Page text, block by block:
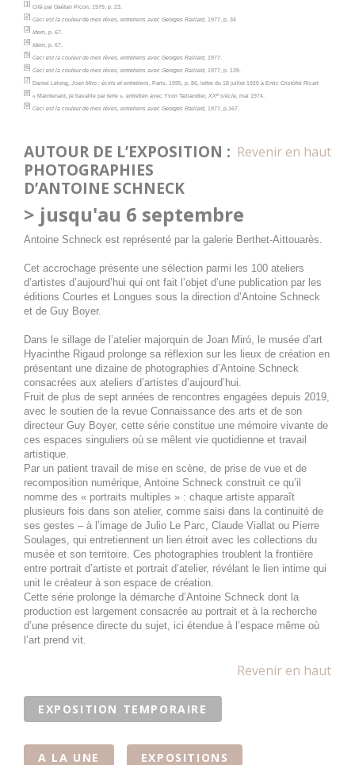
27 septembre 2026
Toute la
journée
des rêves
28 septembre 2026
journée
des rêves
29 septembre 2026
Toute la
journée
Joan Miró. Majorque, l'atelier
des rêves
30 septembre 2026
mercredi
Toute la
journée
Joan Miró. Majorque, l'atelier
1 octobre 2026
jeudi
Toute la
journée
Joan Miró. Majorque, l'atelier
des rêves
2 octobre 2026
vendredi
Toute la
journée
Joan Miró. Majorque, l'atelier
des rêves
3 octobre 2026
samedi
Toute la
journée
Joan Miró. Majorque, l'atelier
des rêves
4 octobre 2026
dimanche
Toute la
Joan Miró. Majorque, l'atelier
Toute la
Joan Miró. Majorque, l'atelier
[1] Cité par Gaëtan Picon, 1979, p. 23.
[2] Ceci est la couleur de mes rêves, entretiens avec Georges Raillard, 1977, p. 34
[3] Idem, p. 67.
[4] Idem, p. 67.
[5] Ceci est la couleur de mes rêves, entretiens avec Georges Raillard, 1977.
[6] Ceci est la couleur de mes rêves, entretiens avec Georges Raillard, 1977, p. 139.
[7] Daniel Lelong, Joan Miro : écrits et entretiens, Paris, 1995, p. 86, lettre du 18 juillet 1920 à Enric Cristòfol Ricart
[8] « Maintenant, je travaille par terre », entretien avec Yvon Taillandier, XXe siècle, mai 1974.
[9] Ceci est la couleur de mes rêves, entretiens avec Georges Raillard, 1977, p.167.
Revenir en haut
AUTOUR DE L’EXPOSITION :
PHOTOGRAPHIES
D’ANTOINE SCHNECK
> jusqu'au 6 septembre
Antoine Schneck est représenté par la galerie Berthet-Aittouarès.
Cet accrochage présente une sélection parmi les 100 ateliers
d’artistes d’aujourd’hui qui ont fait l’objet d’une publication par les
éditions Courtes et Longues sous la direction d’Antoine Schneck
et de Guy Boyer.
Dans le sillage de l’atelier majorquin de Joan Miró, le musée d’art
Hyacinthe Rigaud prolonge sa réflexion sur les lieux de création en
présentant une dizaine de photographies d’Antoine Schneck
consacrées aux ateliers d’artistes d’aujourd’hui.
Fruit de plus de sept années de rencontres engagées depuis 2019,
avec le soutien de la revue Connaissance des arts et de son
directeur Guy Boyer, cette série constitue une mémoire vivante de
ces espaces singuliers où se mêlent vie quotidienne et travail
artistique.
Par un patient travail de mise en scène, de prise de vue et de
recomposition numérique, Antoine Schneck construit ce qu’il
nomme des « portraits multiples » : chaque artiste apparaît
plusieurs fois dans son atelier, comme saisi dans la continuité de
ses gestes – à l’image de Julio Le Parc, Claude Viallat ou Pierre
Soulages, qui entretiennent un lien étroit avec les collections du
musée et son territoire. Ces photographies troublent la frontière
entre portrait d’artiste et portrait d’atelier, révélant le lien intime qui
unit le créateur à son espace de création.
Cette série prolonge la démarche d’Antoine Schneck dont la
production est largement consacrée au portrait et à la recherche
d’une présence directe du sujet, ici étendue à l’espace même où
l’art prend vit.
Revenir en haut
EXPOSITION TEMPORAIRE
A LA UNE EXPOSITIONS